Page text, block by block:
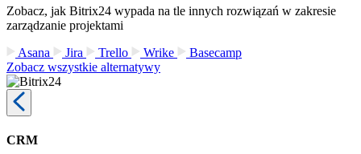
Zobacz, jak Bitrix24 wypada na tle innych rozwiązań w zakresie
zarządzanie projektami
Asana
Jira Trello Wrike
Basecamp
Zobacz wszystkie alternatywy
CRM